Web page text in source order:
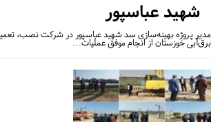
شهید عباسپور
پروژه بهینه‌سازی سد شهید عباسپور در شرکت نصب، تعمیر
خوزستان از انجام موفق عملیات…